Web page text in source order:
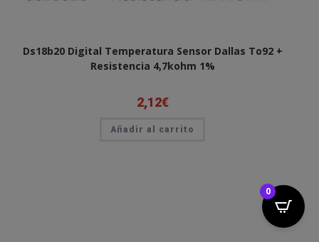
Ds18b20 Digital Temperatura Sensor Dallas To92 +
Resistencia 4,7kohm 1%
2,12€
Añadir al carrito
0